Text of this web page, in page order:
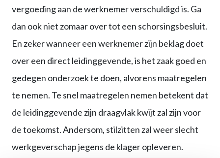
vergoeding aan de werknemer verschuldigd is. Ga
dan ook niet zomaar over tot een schorsingsbesluit.
En zeker wanneer een werknemer zijn beklag doet
over een direct leidinggevende, is het zaak goed en
gedegen onderzoek te doen, alvorens maatregelen
te nemen. Te snel maatregelen nemen betekent dat
de leidinggevende zijn draagvlak kwijt zal zijn voor
de toekomst. Andersom, stilzitten zal weer slecht
werkgeverschap jegens de klager opleveren.